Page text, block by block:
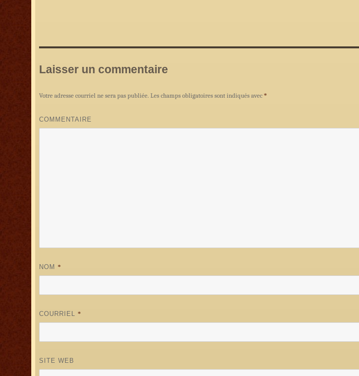
Laisser un commentaire
Votre adresse courriel ne sera pas publiée. Les champs obligatoires sont indiqués avec *
COMMENTAIRE
NOM *
COURRIEL *
SITE WEB